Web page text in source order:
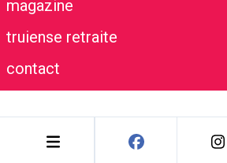
magazine
truiense retraite
contact